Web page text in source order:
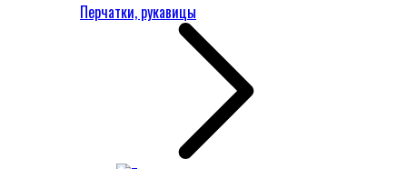
Перчатки, рукавицы